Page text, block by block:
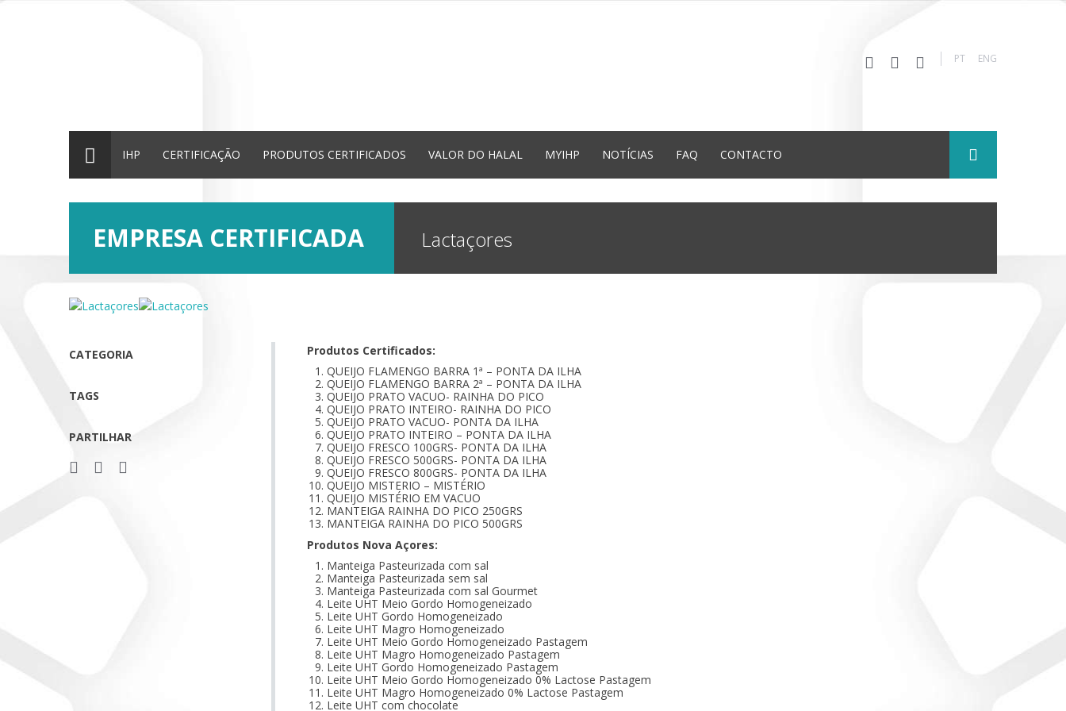
PT ENG
IHP CERTIFICAÇÃO PRODUTOS CERTIFICADOS VALOR DO HALAL MYIHP NOTÍCIAS FAQ CONTACTO
EMPRESA CERTIFICADA Lactaçores
CATEGORIA
TAGS
PARTILHAR
Produtos Certificados:
QUEIJO FLAMENGO BARRA 1ª – PONTA DA ILHA
QUEIJO FLAMENGO BARRA 2ª – PONTA DA ILHA
QUEIJO PRATO VACUO- RAINHA DO PICO
QUEIJO PRATO INTEIRO- RAINHA DO PICO
QUEIJO PRATO VACUO- PONTA DA ILHA
QUEIJO PRATO INTEIRO – PONTA DA ILHA
QUEIJO FRESCO 100GRS- PONTA DA ILHA
QUEIJO FRESCO 500GRS- PONTA DA ILHA
QUEIJO FRESCO 800GRS- PONTA DA ILHA
QUEIJO MISTERIO – MISTÉRIO
QUEIJO MISTÉRIO EM VACUO
MANTEIGA RAINHA DO PICO 250GRS
MANTEIGA RAINHA DO PICO 500GRS
Produtos Nova Açores:
Manteiga Pasteurizada com sal
Manteiga Pasteurizada sem sal
Manteiga Pasteurizada com sal Gourmet
Leite UHT Meio Gordo Homogeneizado
Leite UHT Gordo Homogeneizado
Leite UHT Magro Homogeneizado
Leite UHT Meio Gordo Homogeneizado Pastagem
Leite UHT Magro Homogeneizado Pastagem
Leite UHT Gordo Homogeneizado Pastagem
Leite UHT Meio Gordo Homogeneizado 0% Lactose Pastagem
Leite UHT Magro Homogeneizado 0% Lactose Pastagem
Leite UHT com chocolate